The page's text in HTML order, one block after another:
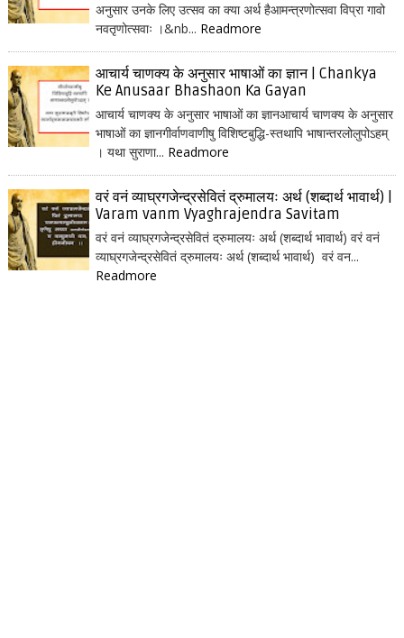
अनुसार उनके लिए उत्सव का क्या अर्थ हैआमन्त्रणोत्सवा विप्रा गावो
नवतृणोत्सवाः ।&nb... Readmore
आचार्य चाणक्य के अनुसार भाषाओं का ज्ञान | Chankya
Ke Anusaar Bhashaon Ka Gayan
आचार्य चाणक्य के अनुसार भाषाओं का ज्ञानआचार्य चाणक्य के अनुसार
भाषाओं का ज्ञानगीर्वाणवाणीषु विशिष्टबुद्धि-स्तथापि भाषान्तरलोलुपोऽहम्
। यथा सुराणा... Readmore
वरं वनं व्याघ्रगजेन्द्रसेवितं द्रुमालयः अर्थ (शब्दार्थ भावार्थ) |
Varam vanm Vyaghrajendra Savitam
वरं वनं व्याघ्रगजेन्द्रसेवितं द्रुमालयः अर्थ (शब्दार्थ भावार्थ) वरं वनं
व्याघ्रगजेन्द्रसेवितं द्रुमालयः अर्थ (शब्दार्थ भावार्थ) वरं वन...
Readmore